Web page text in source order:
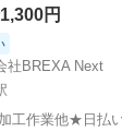
円
社BREXA Next
工作業他★日払